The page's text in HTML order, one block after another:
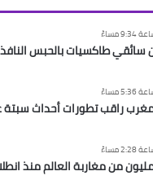
سائقي طاكسيات بالحبس
راقب تطورات أحداث سبتة